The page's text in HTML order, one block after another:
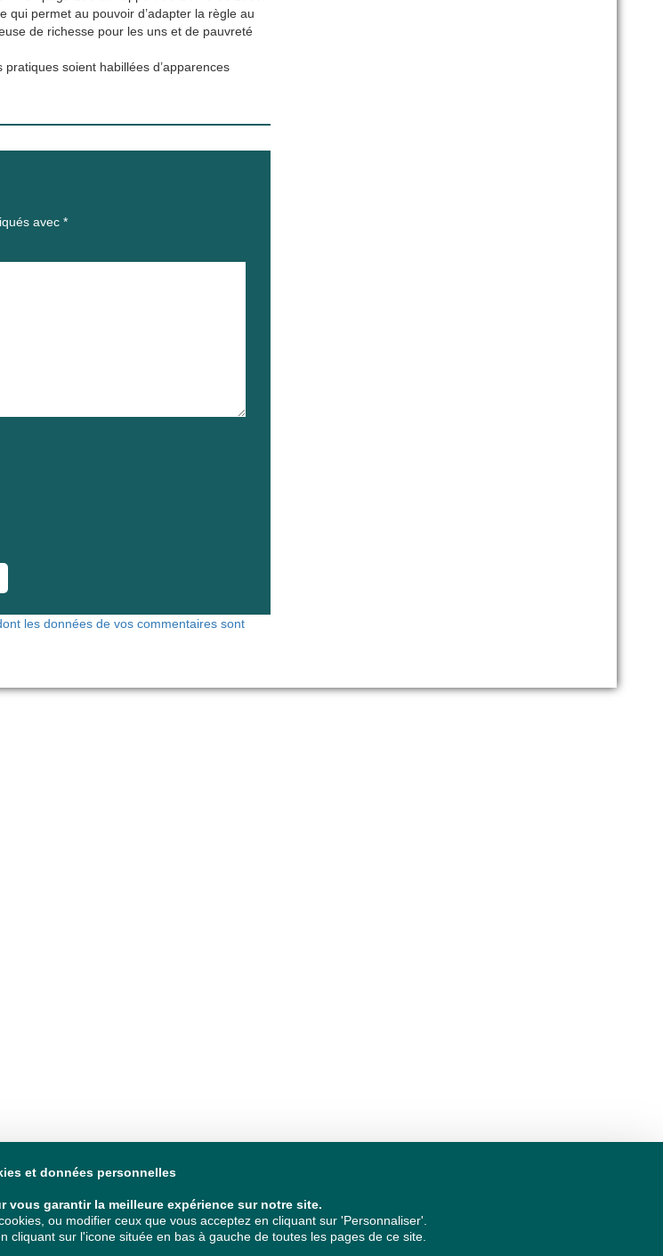
qui permet au pouvoir d’adapter la règle au
de richesse pour les uns et de pauvreté
soient habillées d’apparences
avec *
les données de vos commentaires sont
et données personnelles
vous garantir la meilleure expérience sur notre site.
ou modifier ceux que vous acceptez en cliquant sur 'Personnaliser'.
cliquant sur l'icone située en bas à gauche de toutes les pages de ce site.